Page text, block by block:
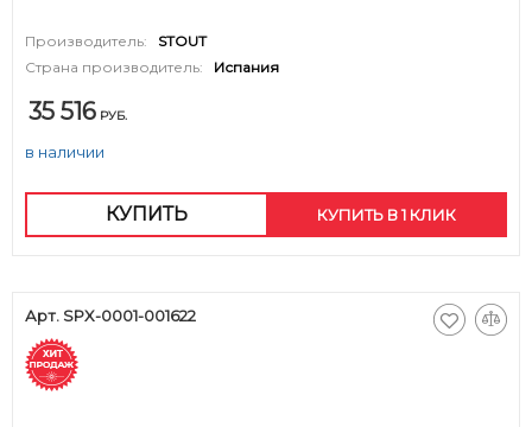
Производитель:
STOUT
Страна производитель:
Испания
35 516 РУБ.
в наличии
КУПИТЬ КУПИТЬ В 1 КЛИК
Арт. SPX-0001-001622